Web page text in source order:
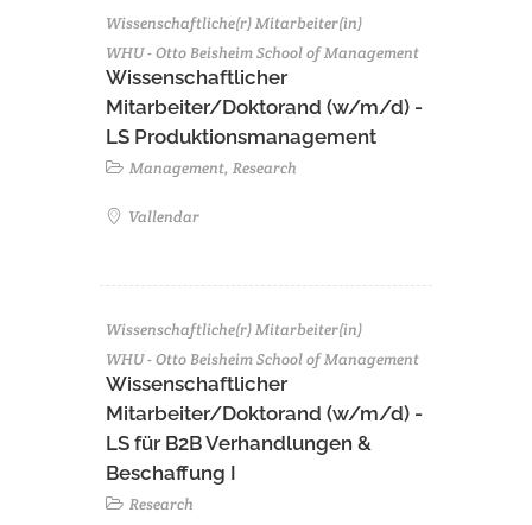
Wissenschaftliche(r) Mitarbeiter(in)
WHU - Otto Beisheim School of Management
Wissenschaftlicher
Mitarbeiter/Doktorand (w/m/d) -
LS Produktionsmanagement
Management, Research
Vallendar
Wissenschaftliche(r) Mitarbeiter(in)
WHU - Otto Beisheim School of Management
Wissenschaftlicher
Mitarbeiter/Doktorand (w/m/d) -
LS für B2B Verhandlungen &
Beschaffung I
Research